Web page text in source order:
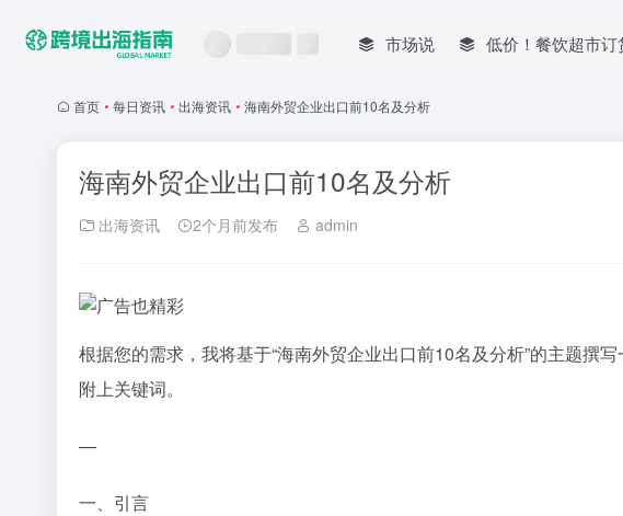
市场说 低价！餐饮超市订
首页 • 每日资讯 • 出海资讯 • 海南外贸企业出口前10名及分析
海南外贸企业出口前10名及分析
出海资讯 2个月前发布 admin
根据您的需求，我将基于“海南外贸企业出口前10名及分析”的主题撰
附上关键词。
—
一、引言